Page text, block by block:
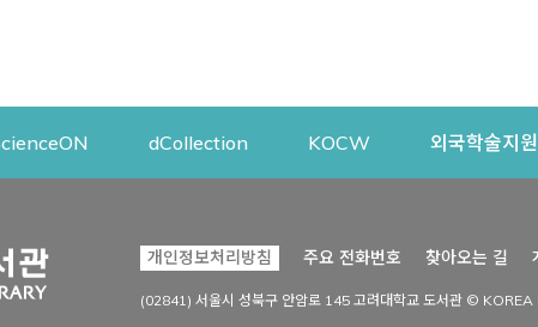
new windowOpens a new window
dCollectionOpens a new window
KOCWOpens a new
외국학술지
연구지원 서비스Opens a new window
개인정보처리방침 주요 전화번호 찾아오는 길
(02841) 서울시 성북구 안암로 145 고려대학교 도서관 ©